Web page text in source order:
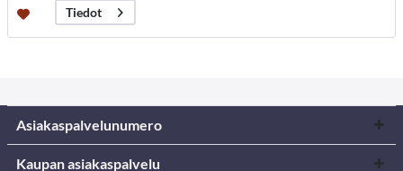
Tiedot
Asiakaspalvelunumero
Kaupan asiakaspalvelu